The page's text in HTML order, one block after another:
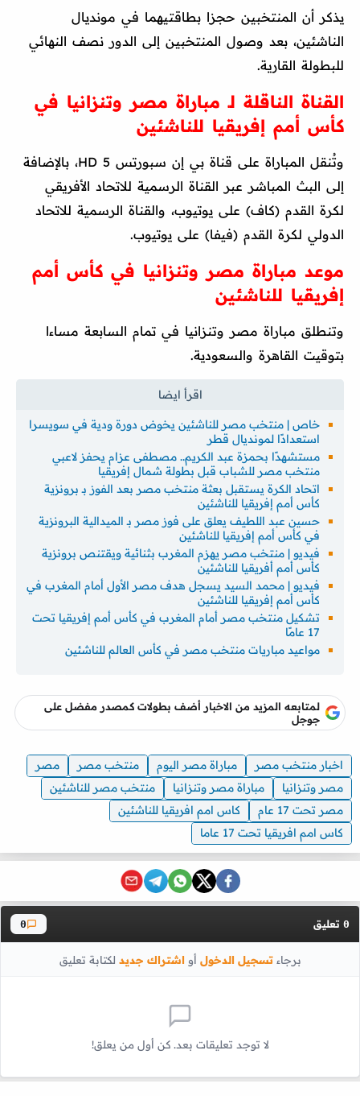
يذكر أن المنتخبين حجزا بطاقتيهما في مونديال
الناشئين، بعد وصول المنتخبين إلى الدور نصف النهائي
للبطولة القارية.
القناة الناقلة لـ مباراة مصر وتنزانيا في
كأس أمم إفريقيا للناشئين
وتُنقل المباراة على قناة بي إن سبورتس 5 HD، بالإضافة
إلى البث المباشر عبر القناة الرسمية للاتحاد الأفريقي
لكرة القدم (كاف) على يوتيوب، والقناة الرسمية للاتحاد
الدولي لكرة القدم (فيفا) على يوتيوب.
موعد مباراة مصر وتنزانيا في كأس أمم
إفريقيا للناشئين
وتنطلق مباراة مصر وتنزانيا في تمام السابعة مساءا
بتوقيت القاهرة والسعودية.
خاص | منتخب مصر للناشئين يخوض دورة ودية في سويسرا
استعدادًا لمونديال قطر
مستشهدًا بحمزة عبد الكريم.. مصطفى عزام يحفز لاعبي
منتخب مصر للشباب قبل بطولة شمال إفريقيا
اتحاد الكرة يستقبل بعثة منتخب مصر بعد الفوز بـ برونزية
كأس أمم إفريقيا للناشئين
حسين عبد اللطيف يعلق على فوز مصر بـ الميدالية البرونزية
في كأس أمم إفريقيا للناشئين
فيديو | منتخب مصر يهزم المغرب بثنائية ويقتنص برونزية
كأس أمم أفريقيا للناشئين
فيديو | محمد السيد يسجل هدف مصر الأول أمام المغرب في
كأس أمم إفريقيا للناشئين
تشكيل منتخب مصر أمام المغرب في كأس أمم إفريقيا تحت
17 عامًا
مواعيد مباريات منتخب مصر في كأس العالم للناشئين
لمتابعه المزيد من الاخبار أضف بطولات كمصدر مفضل على
جوجل
اخبار منتخب مصر مباراة مصر اليوم منتخب مصر
مصر
مصر وتنزانيا
مباراة مصر وتنزانيا
منتخب مصر للناشئين
مصر تحت 17 عام
كاس امم افريقيا للناشئين
كاس امم افريقيا تحت 17 عاما
0 تعليق 0
برجاءتسجيل الدخول أواشتراك جديد لكتابة تعليق
لا توجد تعليقات بعد. كن أول من يعلق!